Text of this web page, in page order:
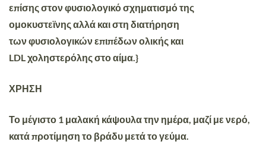
επίσης στον φυσιολογικό σχηματισμό της
ομοκυστεϊνης αλλά και στη διατήρηση
τωνφυσιολογικώνεπιπέδωνολικής και
LDL χοληστερόληςστοαίμα .}
ΧΡΗΣΗ
Το μέγιστο 1 μαλακή κάψουλα την ημέρα, μαζί με νερό,
κατά προτίμηση το βράδυ μετά το γεύμα.